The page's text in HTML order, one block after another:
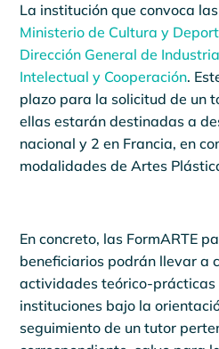
La institución que convoca
Ministerio de Cultura y
Dirección General de
Intelectual y Cooperación.
plazo para la solicitud de un
ellas estarán destinadas a
nacional y 2 en Francia, en
modalidades de Artes
En concreto, las FormARTE
beneficiarios podrán llevar a
actividades teórico-
instituciones bajo la
seguimiento de un tutor